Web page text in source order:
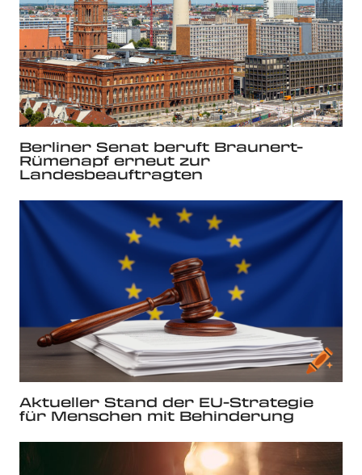
Berliner Senat beruft Braunert-
Rümenapf erneut zur
Landesbeauftragten
Aktueller Stand der EU-Strategie
für Menschen mit Behinderung